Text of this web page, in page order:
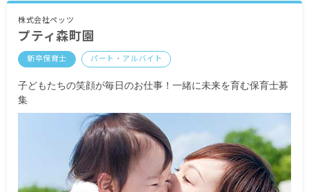
・別途支給手当
賞与年2回 50,000円×2回
＜モデル年収例＞
20歳／入社1年目／年収3,100,000円
（月給250,000円×12カ月+賞与50,000円×2回）
※試用期間2カ月／同条件
株式会社ペッツ
プティ森町園
新卒保育士 パート・アルバイト
子どもたちの笑顔が毎日のお仕事！一緒に未来を育む保育士募
集